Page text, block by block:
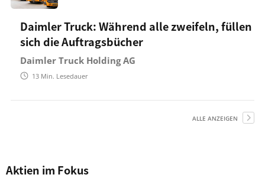
Daimler Truck: Während alle zweifeln, füllen
sich die Auftragsbücher
Daimler Truck Holding AG
13 Min. Lesedauer
ALLE ANZEIGEN
Aktien im Fokus